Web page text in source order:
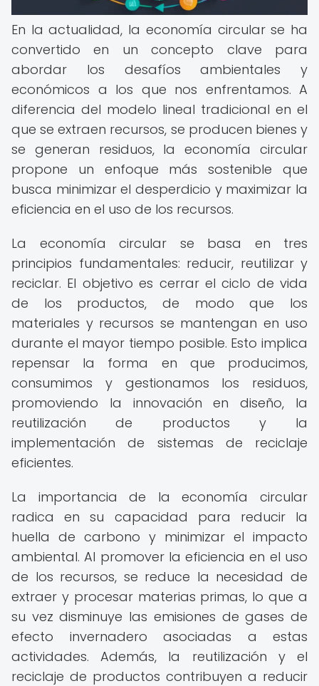
En la actualidad, la economía circular se ha
convertido en un concepto clave para
abordar los desafíos ambientales y
económicos a los que nos enfrentamos. A
diferencia del modelo lineal tradicional en el
que se extraen recursos, se producen bienes y
se generan residuos, la economía circular
propone un enfoque más sostenible que
busca minimizar el desperdicio y maximizar la
eficiencia en el uso de los recursos.
La economía circular se basa en tres
principios fundamentales: reducir, reutilizar y
reciclar. El objetivo es cerrar el ciclo de vida
de los productos, de modo que los
materiales y recursos se mantengan en uso
durante el mayor tiempo posible. Esto implica
repensar la forma en que producimos,
consumimos y gestionamos los residuos,
promoviendo la innovación en diseño, la
reutilización de productos y la
implementación de sistemas de reciclaje
eficientes.
La importancia de la economía circular
radica en su capacidad para reducir la
huella de carbono y minimizar el impacto
ambiental. Al promover la eficiencia en el uso
de los recursos, se reduce la necesidad de
extraer y procesar materias primas, lo que a
su vez disminuye las emisiones de gases de
efecto invernadero asociadas a estas
actividades. Además, la reutilización y el
reciclaje de productos contribuyen a reducir